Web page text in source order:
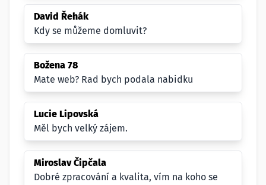
David Řehák
Kdy se můžeme domluvit?
Božena 78
Mate web? Rad bych podala nabidku
Lucie Lipovská
Měl bych velký zájem.
Miroslav Čipčala
Dobré zpracování a kvalita, vím na koho se